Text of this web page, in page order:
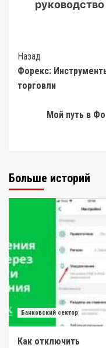
руководство
Post
Navigation
Назад
Форекс:
торговли
Мой путь в
Больше историй
Банковский сектор
Как отключить